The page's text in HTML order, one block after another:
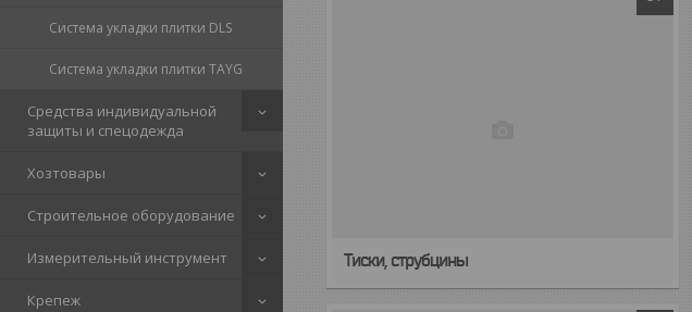
Система укладки плитки DLS
Система укладки плитки TAYG
Средства индивидуальной
защиты и спецодежда
Хозтовары
Строительное оборудование
Измерительный инструмент
Крепеж
Тиски, струбцины